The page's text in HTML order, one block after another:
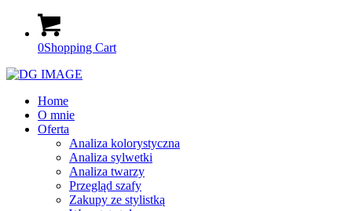
0Shopping Cart
Home
O mnie
Oferta
Analiza kolorystyczna
Analiza sylwetki
Analiza twarzy
Przegląd szafy
Zakupy ze stylistką